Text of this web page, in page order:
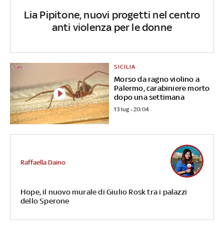
Lia Pipitone, nuovi progetti nel centro
anti violenza per le donne
Morso da ragno violino a
Palermo, carabiniere morto
dopo una settimana
SICILIA
13 lug - 20:04
Hope, il nuovo murale di Giulio Rosk tra i palazzi
dello Sperone
Raffaella Daino